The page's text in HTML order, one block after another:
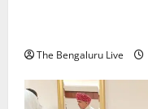
The Bengaluru Live